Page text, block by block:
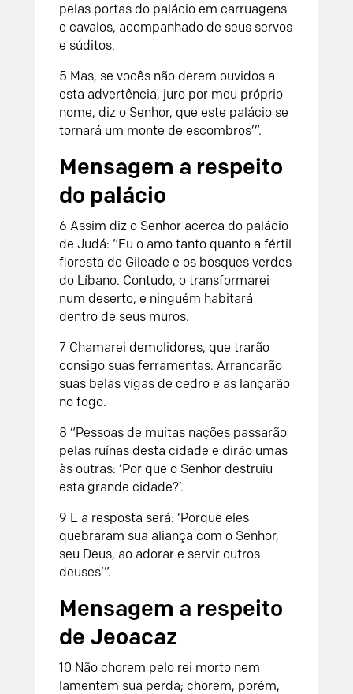
pelas portas do palácio em carruagens
e cavalos, acompanhado de seus servos
e súditos.
5 Mas, se vocês não derem ouvidos a
esta advertência, juro por meu próprio
nome, diz o Senhor, que este palácio se
tornará um monte de escombros’”.
Mensagem a respeito
do palácio
6 Assim diz o Senhoracerca do palácio
de Judá: “Eu o amo tanto quanto a fértil
floresta de Gileade e os bosques verdes
do Líbano. Contudo, o transformarei
num deserto, e ninguém habitará
dentro de seus muros.
7 Chamarei demolidores, que trarão
consigo suas ferramentas. Arrancarão
suas belas vigas de cedro e as lançarão
no fogo.
8 “Pessoas de muitas nações passarão
pelas ruínas desta cidade e dirão umas
às outras: ‘Por que o Senhordestruiu
esta grande cidade?’.
9 E a resposta será: ‘Porque eles
quebraram sua aliança com o Senhor,
seu Deus, ao adorar e servir outros
deuses’”.
Mensagem a respeito
de Jeoacaz
10 Não chorem pelo rei morto nem
lamentem sua perda; chorem, porém,